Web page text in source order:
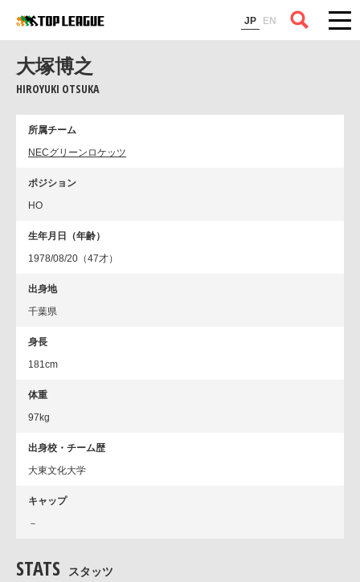
JP EN
コラム
大塚博之
HIROYUKI OTSUKA
所属チーム
NECグリーンロケッツ
ポジション
HO
生年月日（年齢）
1978/08/20（47才）
出身地
千葉県
身長
181cm
体重
97kg
出身校・チーム歴
大東文化大学
キャップ
－
STATS スタッツ